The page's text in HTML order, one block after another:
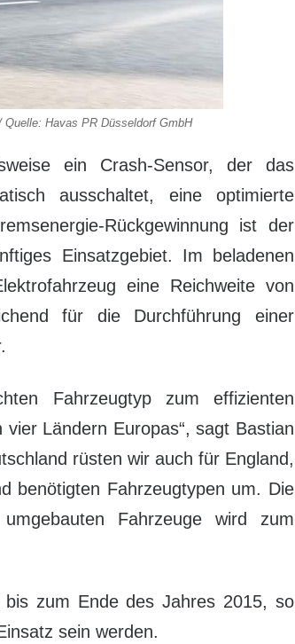
Havas PR Düsseldorf GmbH
ein Crash-Sensor, der das
ausschaltet, eine optimierte
Rückgewinnung ist der
Einsatzgebiet. Im beladenen
eine Reichweite von
für die Durchführung einer
Fahrzeugtyp zum effizienten
Ländern Europas“, sagt Bastian
rüsten wir auch für England,
benötigten Fahrzeugtypen um. Die
Fahrzeuge wird zum
zum Ende des Jahres 2015, so
sein werden.